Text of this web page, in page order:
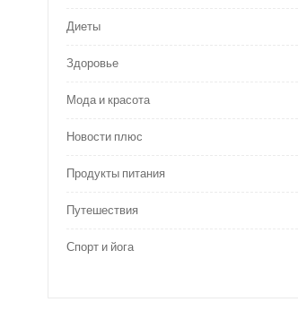
Диеты
Здоровье
Мода и красота
Новости плюс
Продукты питания
Путешествия
Спорт и йога